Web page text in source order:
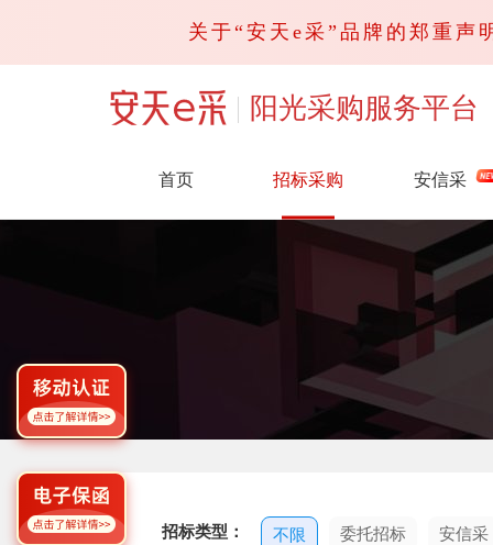
关于“安天e采”品牌的郑重
阳光采购服务平台
首页 招标采购 安信采
招标类型： 不限 委托招标 安信采